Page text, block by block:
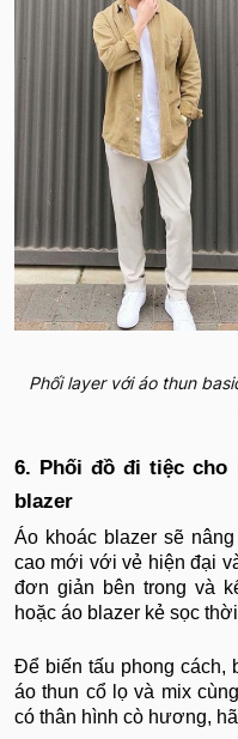
Phối layer với áo thun
6. Phối đồ đi tiệc cho
blazer
Áo khoác blazer sẽ
cao mới với vẻ hiện đại
đơn giản bên trong và
hoặc áo blazer kẻ sọc
Để biến tấu phong cách,
áo thun cổ lọ và mix
có thân hình cò hương,